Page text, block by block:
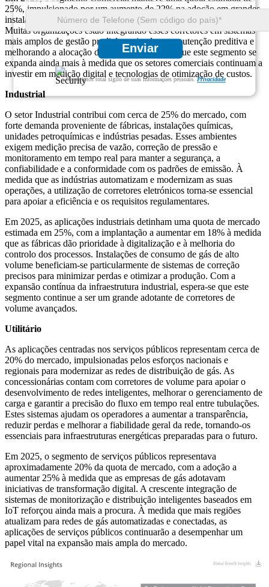
Enviar
Garantimos total sigilo de suas informações pessoais.Privacidade
25%, impulsionado por um aumento de 22% na adoção em grandes
instalações em transição para soluções de energia inteligentes.
Muitas organizações estão integrando esses corretores em sistemas
mais amplos de gestão predial, apoiando a manutenção preditiva e
melhorando a alocação de energia. Espera-se que este segmento se
expanda ainda mais à medida que os setores comerciais continuam a
investir em medição digital e tecnologias de otimização de custos.
Industrial
O setor Industrial contribui com cerca de 25% do mercado, com
forte demanda proveniente de fábricas, instalações químicas,
unidades petroquímicas e indústrias pesadas. Esses ambientes
exigem medição precisa de vazão, correção de pressão e
monitoramento em tempo real para manter a segurança, a
confiabilidade e a conformidade com os padrões de emissão. À
medida que as indústrias automatizam e modernizam as suas
operações, a utilização de corretores eletrónicos torna-se essencial
para apoiar a eficiência e os requisitos regulamentares.
Em 2025, as aplicações industriais detinham uma quota de mercado
estimada em 25%, com a implantação a aumentar em 18% à medida
que as fábricas dão prioridade à digitalização e à melhoria do
controlo dos processos. Instalações de consumo de gás de alto
volume beneficiam-se particularmente de sistemas de correção
precisos para minimizar perdas e otimizar a produção. Com a
expansão contínua da infraestrutura industrial, espera-se que este
segmento continue a ser um grande adotante de corretores de
volume avançados.
Utilitário
As aplicações centradas nos serviços públicos representam cerca de
20% do mercado, impulsionadas pelos esforços nacionais e
regionais para modernizar as redes de distribuição de gás. As
concessionárias contam com corretores de volume para apoiar o
desenvolvimento de redes inteligentes, melhorar o gerenciamento de
carga e garantir a precisão do fluxo em tempo real entre tubulações.
Estes sistemas ajudam os operadores a aumentar a transparência,
reduzir perdas e melhorar a fiabilidade geral da rede, tornando-os
essenciais para infraestruturas energéticas preparadas para o futuro.
Em 2025, o segmento de serviços públicos representava
aproximadamente 20% da quota de mercado, com a adoção a
aumentar 25% à medida que as empresas de gás adotavam
iniciativas de transformação digital. A crescente integração de
sistemas de monitorização e distribuição inteligentes baseados em
IoT reforçou ainda mais a procura. À medida que mais regiões
atualizam para redes de gás automatizadas e conectadas, as
aplicações de serviços públicos continuarão a desempenhar um
papel vital na expansão mais ampla do mercado.